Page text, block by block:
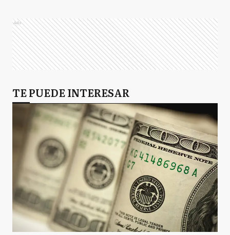
Ads
TE PUEDE INTERESAR